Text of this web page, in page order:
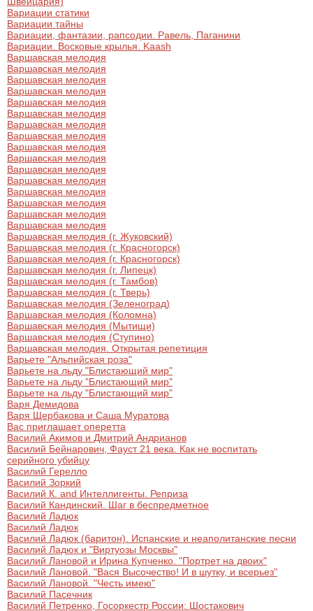
Вариации статики
Вариации тайны
Вариации, фантазии, рапсодии. Равель, Паганини
Вариации. Восковые крылья. Kaash
Варшавская мелодия
Варшавская мелодия
Варшавская мелодия
Варшавская мелодия
Варшавская мелодия
Варшавская мелодия
Варшавская мелодия
Варшавская мелодия
Варшавская мелодия
Варшавская мелодия
Варшавская мелодия
Варшавская мелодия
Варшавская мелодия
Варшавская мелодия
Варшавская мелодия
Варшавская мелодия
Варшавская мелодия (г. Жуковский)
Варшавская мелодия (г. Красногорск)
Варшавская мелодия (г. Красногорск)
Варшавская мелодия (г. Липецк)
Варшавская мелодия (г. Тамбов)
Варшавская мелодия (г. Тверь)
Варшавская мелодия (Зеленоград)
Варшавская мелодия (Коломна)
Варшавская мелодия (Мытищи)
Варшавская мелодия (Ступино)
Варшавская мелодия. Открытая репетиция
Варьете "Альпийская роза"
Варьете на льду "Блистающий мир"
Варьете на льду "Блистающий мир"
Варьете на льду "Блистающий мир"
Варя Демидова
Варя Щербакова и Саша Муратова
Вас приглашает оперетта
Василий Акимов и Дмитрий Андрианов
Василий Бейнарович, Фауст 21 века. Как не воспитать
серийного убийцу
Василий Герелло
Василий Зоркий
Василий К. and Интеллигенты. Реприза
Василий Кандинский. Шаг в беспредметное
Василий Ладюк
Василий Ладюк
Василий Ладюк (баритон). Испанские и неаполитанские песни
Василий Ладюк и "Виртуозы Москвы"
Василий Лановой и Ирина Купченко. "Портрет на двоих"
Василий Лановой. "Вася Высочество! И в шутку, и всерьез"
Василий Лановой. "Честь имею"
Василий Пасечник
Василий Петренко, Госоркестр России: Шостакович